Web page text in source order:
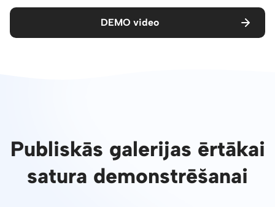
DEMO video
Publiskās galerijas ērtākai
satura demonstrēšanai